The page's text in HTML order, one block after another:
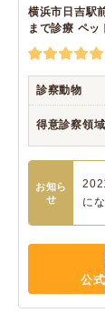
横浜市日吉駅
まで診療 ペッ
診察動物
得意診察領域
お知ら
せ
に
公